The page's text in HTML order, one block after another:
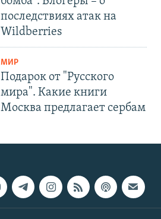
последствиях атак на
Wildberries
МИР
Подарок от "Русского
мира". Какие книги
Москва предлагает сербам